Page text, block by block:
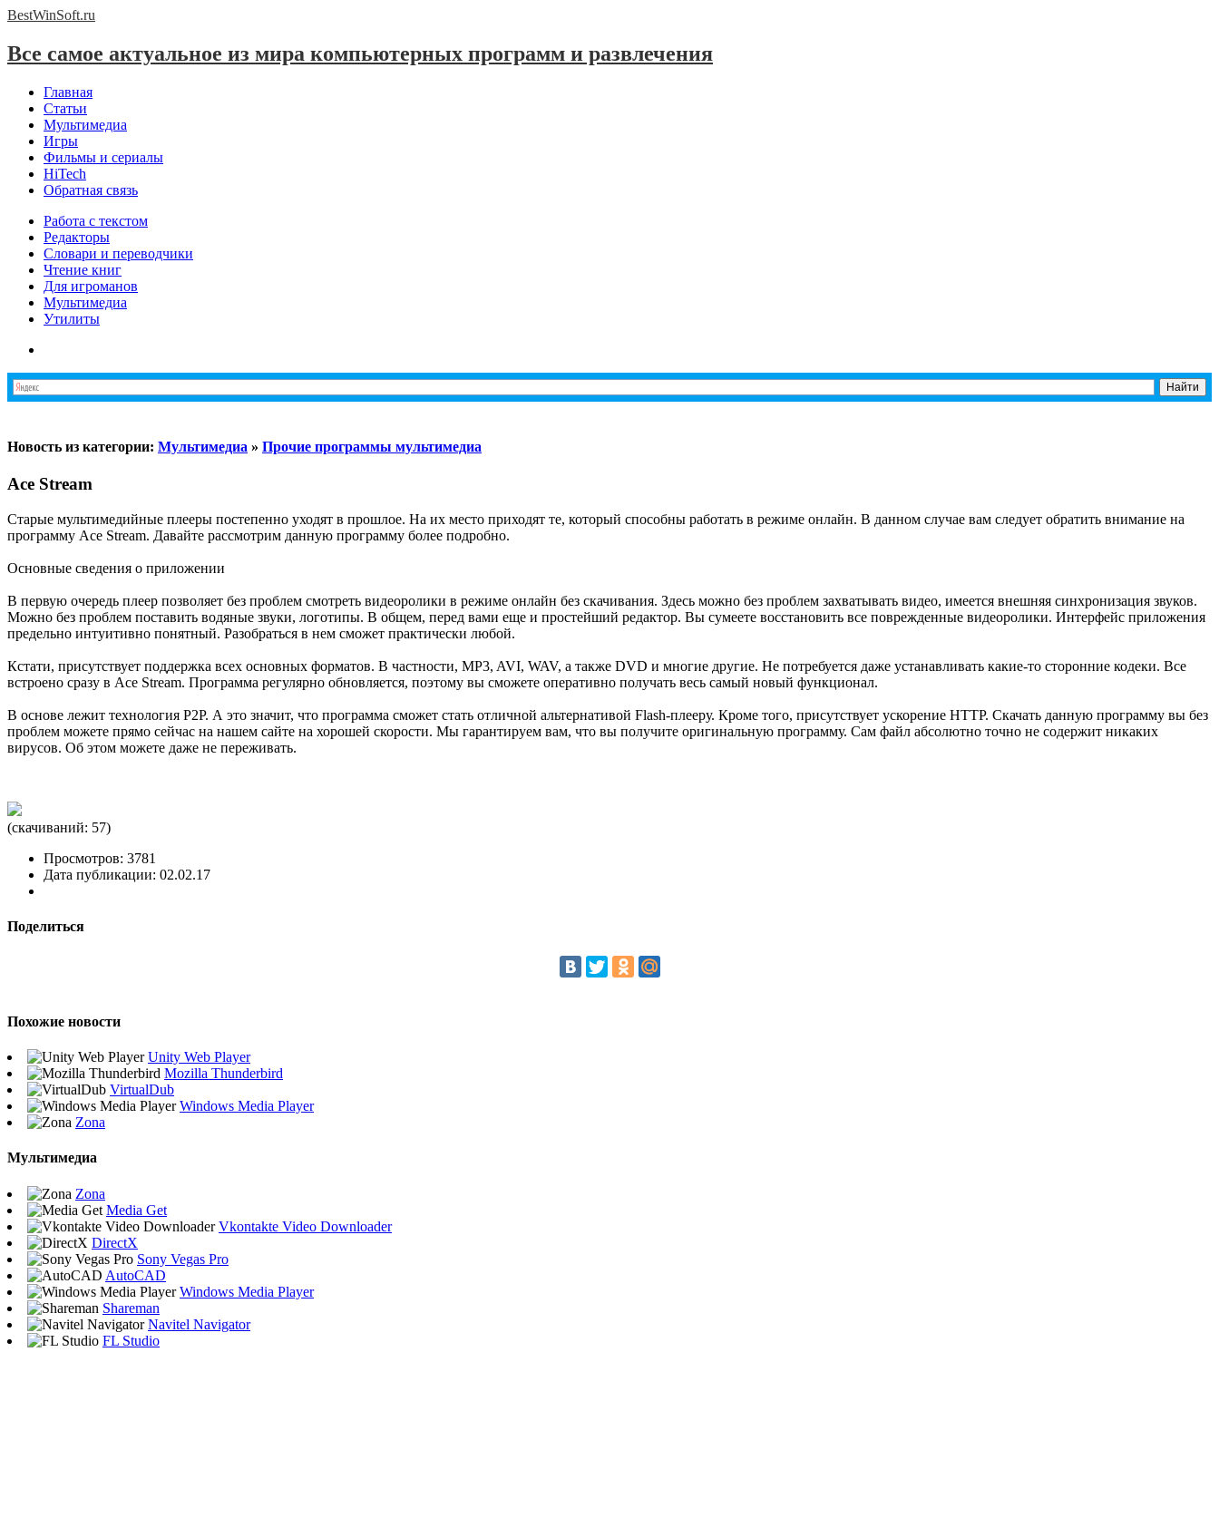
BestWinSoft.ru
Все самое актуальное из мира компьютерных программ и развлечения
Главная
Статьи
Мультимедиа
Игры
Фильмы и сериалы
HiTech
Обратная связь
Работа с текстом
Редакторы
Словари и переводчики
Чтение книг
Для игроманов
Мультимедиа
Утилиты
Новость из категории: Мультимедиа » Прочие программы мультимедиа
Ace Stream
Старые мультимедийные плееры постепенно уходят в прошлое. На их место приходят те, который способны работать в режиме онлайн. В данном случае вам следует обратить внимание на
программу Ace Stream. Давайте рассмотрим данную программу более подробно.
Основные сведения о приложении
В первую очередь плеер позволяет без проблем смотреть видеоролики в режиме онлайн без скачивания. Здесь можно без проблем захватывать видео, имеется внешняя синхронизация звуков.
Можно без проблем поставить водяные звуки, логотипы. В общем, перед вами еще и простейший редактор. Вы сумеете восстановить все поврежденные видеоролики. Интерфейс приложения
предельно интуитивно понятный. Разобраться в нем сможет практически любой.
Кстати, присутствует поддержка всех основных форматов. В частности, MP3, AVI, WAV, а также DVD и многие другие. Не потребуется даже устанавливать какие-то сторонние кодеки. Все
встроено сразу в Ace Stream. Программа регулярно обновляется, поэтому вы сможете оперативно получать весь самый новый функционал.
В основе лежит технология P2P. А это значит, что программа сможет стать отличной альтернативой Flash-плееру. Кроме того, присутствует ускорение HTTP. Скачать данную программу вы без
проблем можете прямо сейчас на нашем сайте на хорошей скорости. Мы гарантируем вам, что вы получите оригинальную программу. Сам файл абсолютно точно не содержит никаких
вирусов. Об этом можете даже не переживать.
(cкачиваний: 57)
Просмотров: 3781
Дата публикации: 02.02.17
Поделиться
Похожие новости
Unity Web Player
Mozilla Thunderbird
VirtualDub
Windows Media Player
Zona
Мультимедиа
Zona
Media Get
Vkontakte Video Downloader
DirectX
Sony Vegas Pro
AutoCAD
Windows Media Player
Shareman
Navitel Navigator
FL Studio